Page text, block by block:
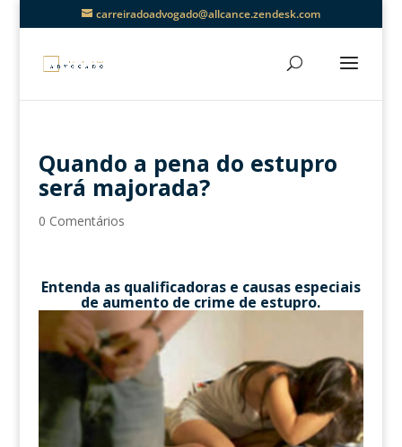
carreiradoadvogado@allcance.zendesk.com
Quando a pena do estupro
será majorada?
0 Comentários
Entenda as qualificadoras e causas especiais
de aumento de crime de estupro.